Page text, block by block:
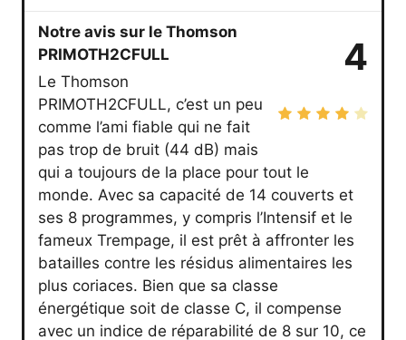
4
Notre avis sur le Thomson
PRIMOTH2CFULL
Le Thomson
PRIMOTH2CFULL, c’est un peu
comme l’ami fiable qui ne fait
pas trop de bruit (44 dB) mais
qui a toujours de la place pour tout le
monde. Avec sa capacité de 14 couverts et
ses 8 programmes, y compris l’Intensif et le
fameux Trempage, il est prêt à affronter les
batailles contre les résidus alimentaires les
plus coriaces. Bien que sa classe
énergétique soit de classe C, il compense
avec un indice de réparabilité de 8 sur 10, ce